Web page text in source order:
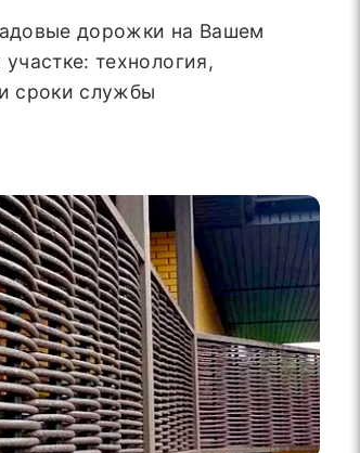
дорожки на Вашем
технология,
сроки службы